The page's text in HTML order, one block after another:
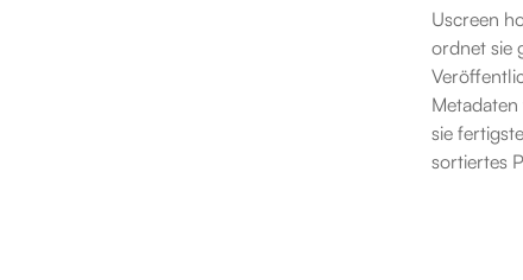
Uscreen
ordnet sie
sie
sortiertes